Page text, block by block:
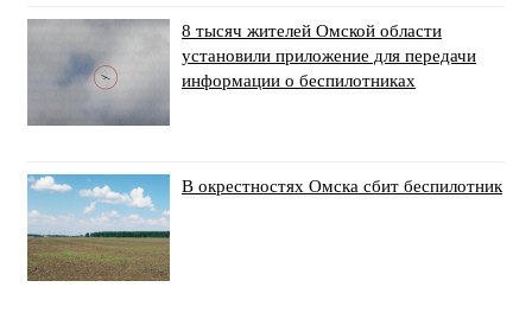
8 тысяч жителей Омской области
установили приложение для передачи
информации о беспилотниках
В окрестностях Омска сбит беспилотник